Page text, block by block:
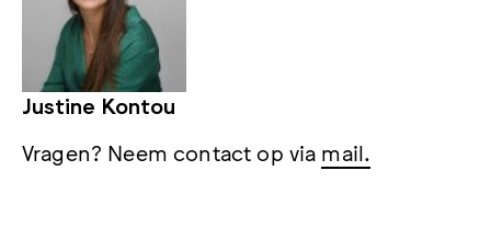
Justine Kontou
Vragen? Neem contact op via mail.